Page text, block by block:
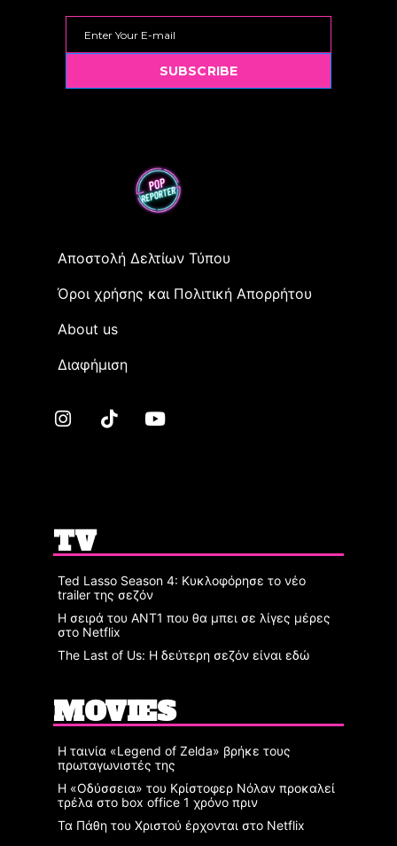
SUBSCRIBE
Αποστολή Δελτίων Τύπου
Όροι χρήσης και Πολιτική Απορρήτου
Αbout us
Διαφήμιση
TV
Ted Lasso Season 4: Κυκλοφόρησε το νέο
trailer της σεζόν
Η σειρά του ΑΝΤ1 που θα μπει σε λίγες μέρες
στο Netflix
The Last of Us: Η δεύτερη σεζόν είναι εδώ
MOVIES
Η ταινία «Legend of Zelda» βρήκε τους
πρωταγωνιστές της
Η «Οδύσσεια» του Κρίστοφερ Νόλαν προκαλεί
τρέλα στο box office 1 χρόνο πριν
Τα Πάθη του Χριστού έρχονται στο Netflix